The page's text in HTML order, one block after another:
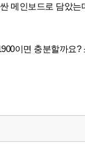
메인보드로 담았
이면 충분할까요